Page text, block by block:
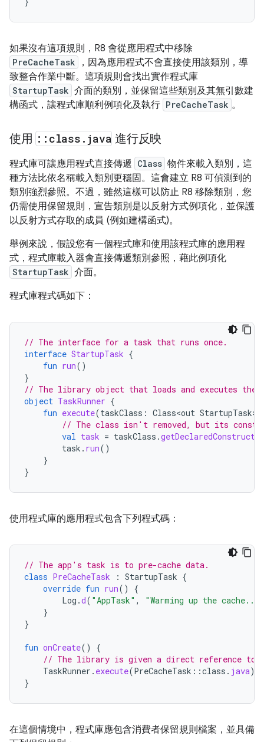
如果沒有這項規則，R8 會從應用程式中移除
PreCacheTask
，因為應用程式不會直接使用該類別，導
致整合作業中斷。這項規則會找出實作程式庫
StartupTask 介面的類別，並保留這些類別及其無引數建
構函式，讓程式庫順利例項化及執行 PreCacheTask 。
使用 :: class . java 進行反映
程式庫可讓應用程式直接傳遞 Class 物件來載入類別，這
種方法比依名稱載入類別更穩固。這會建立 R8 可偵測到的
類別強烈參照。不過，雖然這樣可以防止 R8 移除類別，您
仍需使用保留規則，宣告類別是以反射方式例項化，並保護
以反射方式存取的成員 (例如建構函式)。
舉例來說，假設您有一個程式庫和使用該程式庫的應用程
式，程式庫載入器會直接傳遞類別參照，藉此例項化
StartupTask 介面。
程式庫程式碼如下：
// The interface for a task that runs once.
interface StartupTask {
fun run()
}
// The library object that loads and executes the
object TaskRunner {
fun execute(taskClass : Class<out StartupTask>
// The class isn't removed, but its
val task = taskClass .getDeclaredConstructor
task . run()
}
}
使用程式庫的應用程式包含下列程式碼：
// The app's task is to pre-cache data.
class PreCacheTask : StartupTask {
override fun run()
{
Log .d( "AppTask" ,
"Warming up the cache..."
}
}
fun onCreate()
{
// The library is given a direct reference to
TaskRunner . execute(PreCacheTask ::class . java)
}
在這個情境中，程式庫應包含消費者保留規則檔案，並具備